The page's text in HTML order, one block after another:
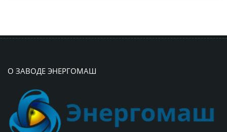
О ЗАВОДЕ ЭНЕРГОМАШ